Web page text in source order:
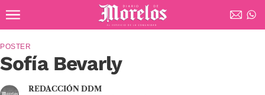
Diario de Morelos
Sofía Bevarly
POSTER
REDACCIÓN DDM